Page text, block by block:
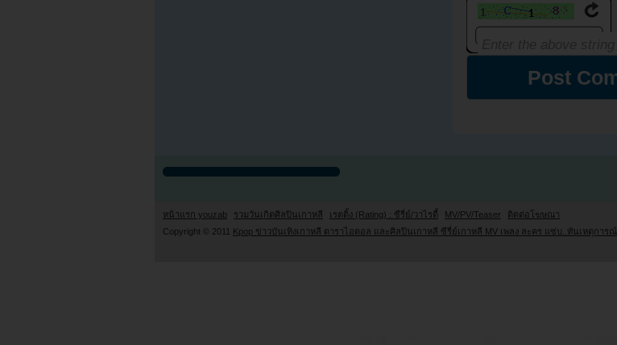
หน้าแรก youzab รวมวันเกิดศิลปินเกาหลี เรตติ้ง (Rating) : ซีรี่ย์/วาไรตี้ MV/PV/Teaser ติดต่อโฆษณา
Copyright © 2011
Kpop ข่าวบันเทิงเกาหลี ดาราไอดอล และศิลปินเกาหลี ซีรี่ย์เกาหลี MV เพลง ละคร แซ่บ..ทันเหตุการณ์